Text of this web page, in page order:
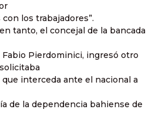
los trabajadores”.
tanto, el concejal de la bancada
Pierdominici, ingresó otro
interceda ante el nacional a
de la dependencia bahiense de